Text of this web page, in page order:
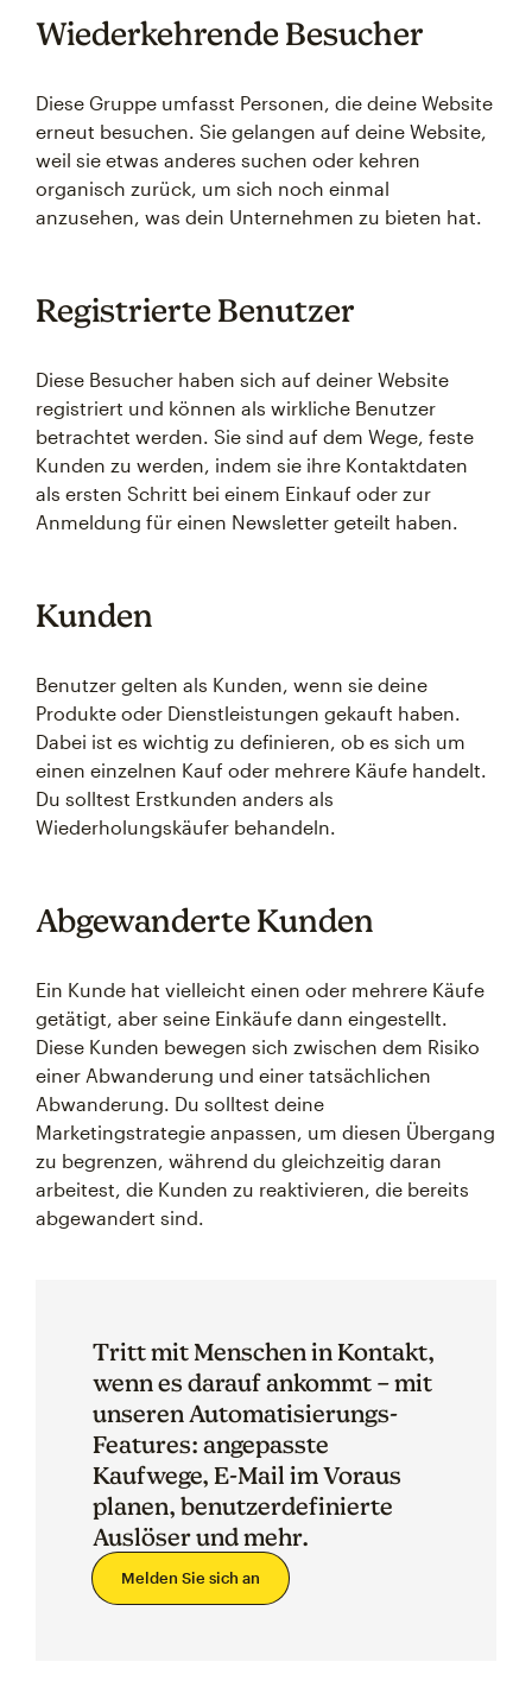
Wiederkehrende Besucher
Diese Gruppe umfasst Personen, die deine Website
erneut besuchen. Sie gelangen auf deine Website,
weil sie etwas anderes suchen oder kehren
organisch zurück, um sich noch einmal
anzusehen, was dein Unternehmen zu bieten hat.
Registrierte Benutzer
Diese Besucher haben sich auf deiner Website
registriert und können als wirkliche Benutzer
betrachtet werden. Sie sind auf dem Wege, feste
Kunden zu werden, indem sie ihre Kontaktdaten
als ersten Schritt bei einem Einkauf oder zur
Anmeldung für einen Newsletter geteilt haben.
Kunden
Benutzer gelten als Kunden, wenn sie deine
Produkte oder Dienstleistungen gekauft haben.
Dabei ist es wichtig zu definieren, ob es sich um
einen einzelnen Kauf oder mehrere Käufe handelt.
Du solltest Erstkunden anders als
Wiederholungskäufer behandeln.
Abgewanderte Kunden
Ein Kunde hat vielleicht einen oder mehrere Käufe
getätigt, aber seine Einkäufe dann eingestellt.
Diese Kunden bewegen sich zwischen dem Risiko
einer Abwanderung und einer tatsächlichen
Abwanderung. Du solltest deine
Marketingstrategie anpassen, um diesen Übergang
zu begrenzen, während du gleichzeitig daran
arbeitest, die Kunden zu reaktivieren, die bereits
abgewandert sind.
Tritt mit Menschen in Kontakt,
wenn es darauf ankommt – mit
unseren Automatisierungs-
Features: angepasste
Kaufwege, E-Mail im Voraus
planen, benutzerdefinierte
Auslöser und mehr.
Melden Sie sich an